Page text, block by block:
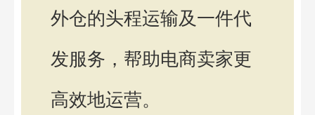
外仓的头程运输及一件代
发服务，帮助电商卖家更
高效地运营。